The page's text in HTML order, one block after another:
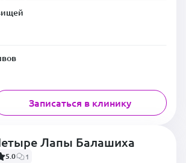
Записаться в клинику
Лапы Балашиха
5.0 1